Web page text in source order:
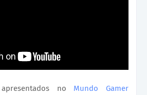
no Mundo Gamer